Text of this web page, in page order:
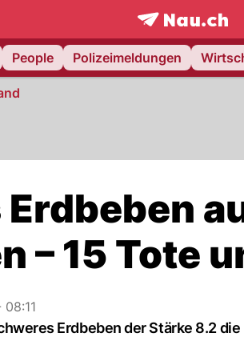
frontpage.NAU.ch
People Polizeimeldungen
– 15 Tote
Erdbeben der Stärke 8.2